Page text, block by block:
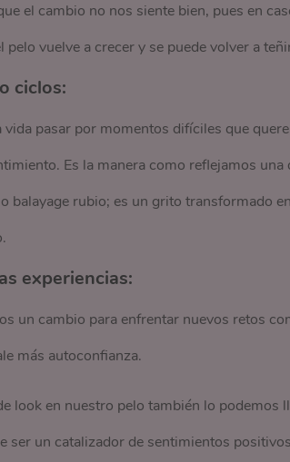
el cambio no nos siente bien, pues en
pelo vuelve a crecer y se puede volver a
ciclos:
vida pasar por momentos difíciles que
Es la manera como reflejamos
balayage rubio; es un grito transformado
experiencias:
un cambio para enfrentar nuevos retos
más autoconfianza.
look en nuestro pelo también lo podemos
ser un catalizador de sentimientos